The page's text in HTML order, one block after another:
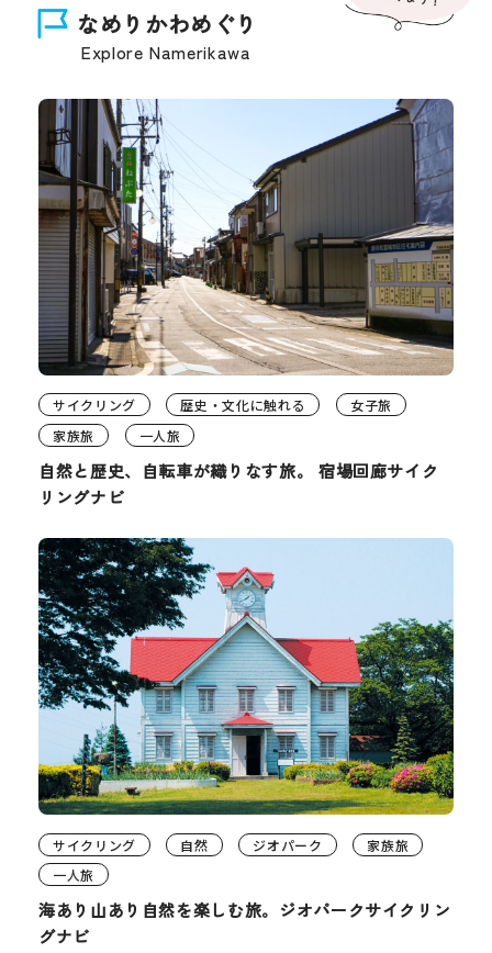
なめりかわめぐり
Explore Namerikawa
サイクリング 歴史・文化に触れる
女子旅
家族旅
一人旅
自然と歴史、自転車が織りなす旅。 宿場回廊サイク
リングナビ
サイクリング 自然 ジオパーク
家族旅
一人旅
海あり山あり自然を楽しむ旅。ジオパークサイクリン
グナビ